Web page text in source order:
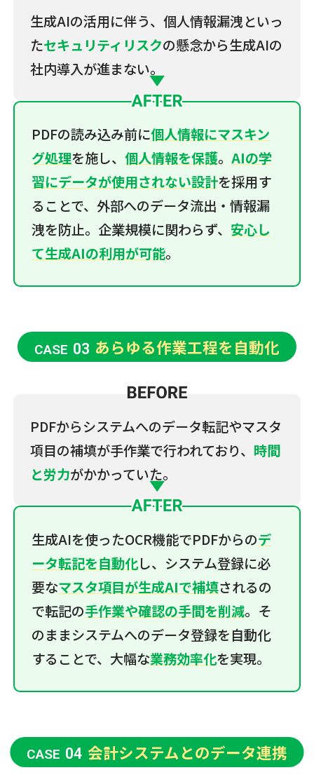
生成AIの活用に伴う、個人情報漏洩といっ
たセキュリティリスクの懸念から​生成AIの
社内導入が進まない。
PDFの読み込み前に個人情報にマスキン
グ処理を施し、 個人情報を保護。 AIの学
習にデータが使用されない設計を採用す
ることで、外部へのデータ流出・情報漏
洩を防止。企業規模に関わらず、 安心し
て生成AIの利用が可能。
CASE 03 あらゆる作業工程を自動化
PDFからシステムへのデータ転記やマスタ
項目の補填が手作業で行われており、 時間
と労力がかかっていた。
生成AIを使ったOCR機能でPDFからのデ
ータ転記を自動化し、システム登録に必
要なマスタ項目が生成AIで補填されるの
で転記の手作業や確認の手間を削減。そ
のままシステムへのデータ登録を自動化
することで、大幅な業務効率化を実現。
CASE 04 会計システムとのデータ連携